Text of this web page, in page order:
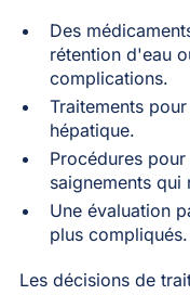
Des
rétention d'eau
complications.
Traitements
hépatique.
Procédures
saignements qui
Une évaluation
plus compliqués.
Les décisions de